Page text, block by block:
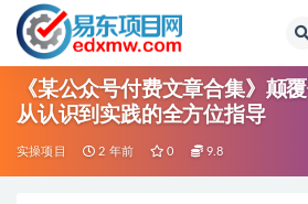
《某公众号付费文章合集》颠
从认识到实践的全方位指导
实操项目 2 年前 0 9.8